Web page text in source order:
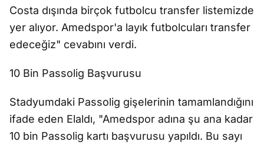
Costa dışında birçok futbolcu transfer listemizde
yer alıyor. Amedspor'a layık futbolcuları transfer
edeceğiz" cevabını verdi.
10 Bin Passolig Başvurusu
Stadyumdaki Passolig gişelerinin tamamlandığını
ifade eden Elaldı, "Amedspor adına şu ana kadar
10 bin Passolig kartı başvurusu yapıldı. Bu sayı